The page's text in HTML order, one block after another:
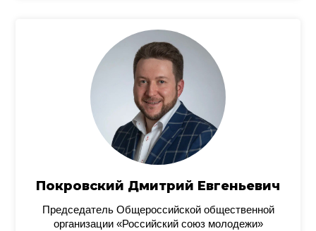
Покровский Дмитрий Евгеньевич
Председатель Общероссийской общественной
организации «Российский союз молодежи»